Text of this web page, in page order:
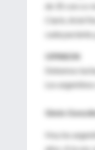
de 35 con co-
Clarín, Ariel
cada
OPINION
Debemos
Los
Ginés
Hoy los